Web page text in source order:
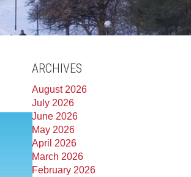
ARCHIVES
August 2026
July 2026
June 2026
May 2026
April 2026
March 2026
February 2026